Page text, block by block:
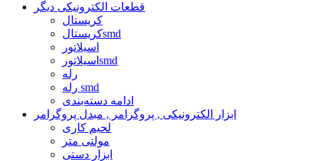
قطعات الکترونیکی دیگر
کریستال
کریستالsmd
اسیلاتور
اسیلاتورsmd
رله
رله smd
ادامه دسته‌بندی
ابزار الکترونیکی , پروگرامر , مبدل پروگرامر
لحیم کاری
مولتی متر
ابزار دستی